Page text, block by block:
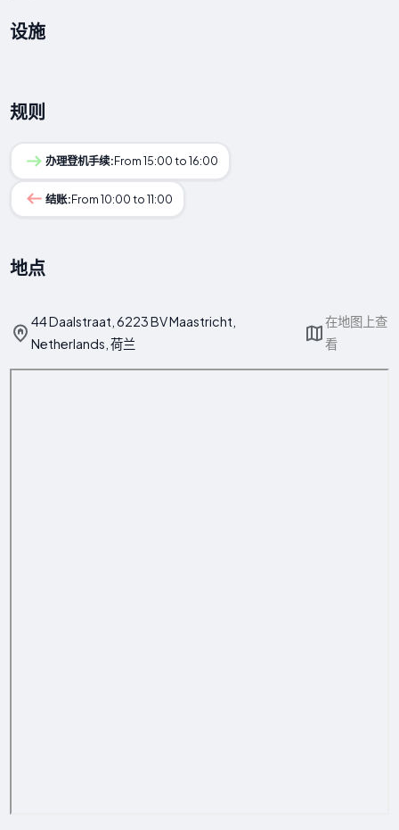
设施
规则
办理登机手续:From 15:00 to 16:00
结账:From 10:00 to 11:00
地点
44 Daalstraat, 6223 BV Maastricht,
Netherlands, 荷兰
在地图上查
看